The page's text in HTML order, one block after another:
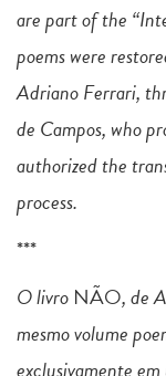
are part of the
poems were
Adriano Ferrari,
de Campos, who
authorized the
process.
***
O livro NÃO, de
mesmo volume